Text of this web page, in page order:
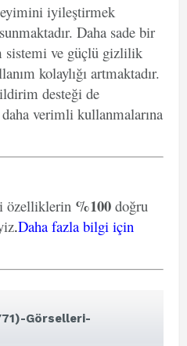
iyileştirmek
Daha sade bir
sistemi ve güçlü gizlilik
kolaylığı artmaktadır.
desteği de
daha verimli kullanmalarına
özelliklerin %100 doğru
.Daha fazla bilgi için
Görselleri-